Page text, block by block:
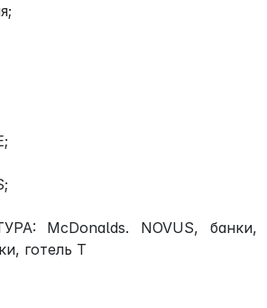
McDonalds. NOVUS, банки,
готель Т